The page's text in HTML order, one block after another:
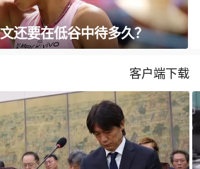
还要在低谷中待多久？
客户端下载